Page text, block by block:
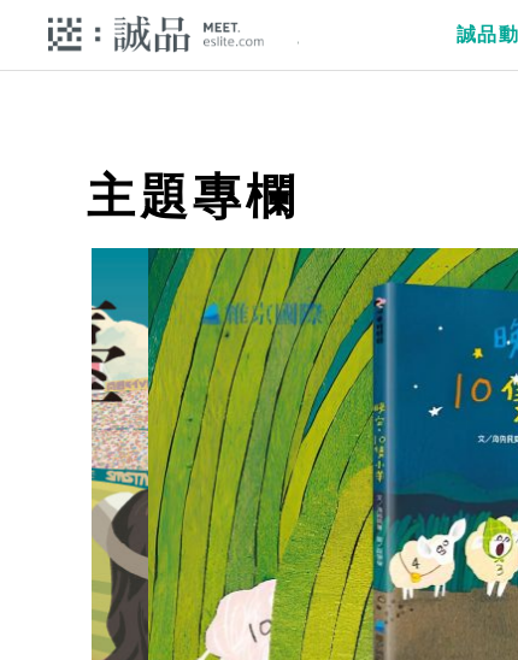
誠品
主題專欄